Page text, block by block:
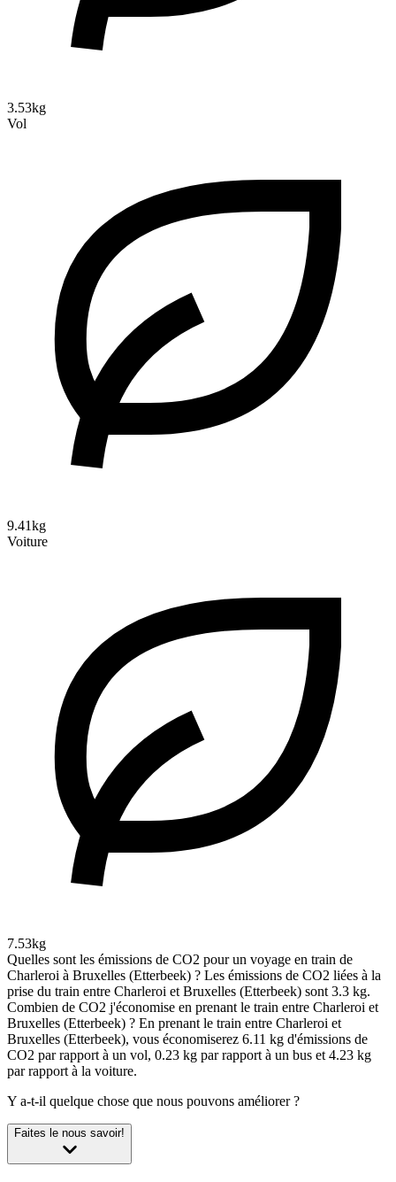
3.53kg
Vol
9.41kg
Voiture
7.53kg
Quelles sont les émissions de CO2 pour un voyage en train de
Charleroi à Bruxelles (Etterbeek) ? Les émissions de CO2 liées à la
prise du train entre Charleroi et Bruxelles (Etterbeek) sont 3.3 kg.
Combien de CO2 j'économise en prenant le train entre Charleroi et
Bruxelles (Etterbeek) ? En prenant le train entre Charleroi et
Bruxelles (Etterbeek), vous économiserez 6.11 kg d'émissions de
CO2 par rapport à un vol, 0.23 kg par rapport à un bus et 4.23 kg
par rapport à la voiture.
Y a-t-il quelque chose que nous pouvons améliorer ?
Faites le nous savoir!